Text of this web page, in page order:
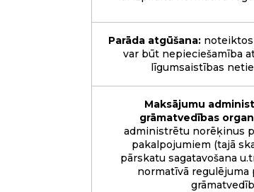
Parāda atgūšana:
var būt nepieciešamība
līgumsaistības
Maksājumu
grāmatvedības
administrētu norēķinus
pakalpojumiem (tajā
pārskatu sagatavošana
normatīvā regulējuma